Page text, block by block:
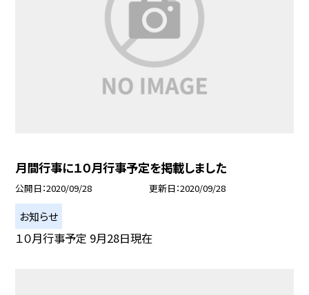
月間行事に１０月行事予定を掲載しました
公開日 2020/09/28 更新日 2020/09/28
お知らせ
１０月行事予定 9月28日現在